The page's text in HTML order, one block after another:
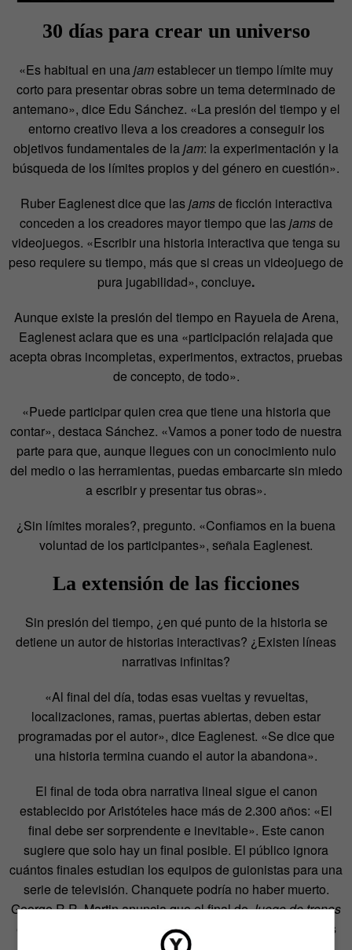
30 días para crear un universo
«Es habitual en unajamestablecer un tiempo límite muy
corto para presentar obras sobre un tema determinado de
antemano», dice Edu Sánchez. «La presión del tiempo y el
entorno creativo lleva a los creadores a conseguir los
objetivos fundamentales de lajam: la experimentación y la
búsqueda de los límites propios y del género en cuestión».
Ruber Eaglenest dice que lasjamsde ficción interactiva
conceden a los creadores mayor tiempo que lasjamsde
videojuegos. «Escribir una historia interactiva que tenga su
peso requiere su tiempo, más que si creas un videojuego de
pura jugabilidad», concluye.
Aunque existe la presión del tiempo en Rayuela de Arena,
Eaglenest aclara que es una «participación relajada que
acepta obras incompletas, experimentos, extractos, pruebas
de concepto, de todo».
«Puede participar quien crea que tiene una historia que
contar», destaca Sánchez. «Vamos a poner todo de nuestra
parte para que, aunque llegues con un conocimiento nulo
del medio o las herramientas, puedas embarcarte sin miedo
a escribir y presentar tus obras».
¿Sin límites morales?, pregunto. «Confiamos en la buena
voluntad de los participantes», señala Eaglenest.
La extensión de las ficciones
Sin presión del tiempo, ¿en qué punto de la historia se
detiene un autor de historias interactivas? ¿Existen líneas
narrativas infinitas?
«Al final del día, todas esas vueltas y revueltas,
localizaciones, ramas, puertas abiertas, deben estar
programadas por el autor», dice Eaglenest. «Se dice que
una historia termina cuando el autor la abandona».
El final de toda obra narrativa lineal sigue el canon
establecido por Aristóteles hace más de 2.300 años: «El
final debe ser sorprendente e inevitable». Este canon
sugiere que solo hay un final posible. El público ignora
cuántos finales estudian los equipos de guionistas para una
serie de televisión. Chanquete podría no haber muerto.
George R.R. Martin anuncia que el final deJuego de tronos
en los libros será distinto al final de la serie. ¿Serán estos